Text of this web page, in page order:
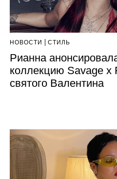
НОВОСТИ СТИЛЬ
Рианна
коллекцию Savage x
святого Валентина